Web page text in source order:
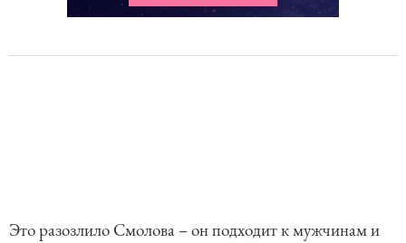
Это разозлило Смолова – он подходит к мужчинам и